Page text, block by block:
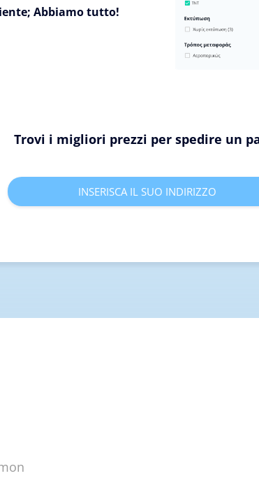
Abbiamo tutto!
Trovi i migliori prezzi per spedire un
INSERISCA IL SUO INDIRIZZO